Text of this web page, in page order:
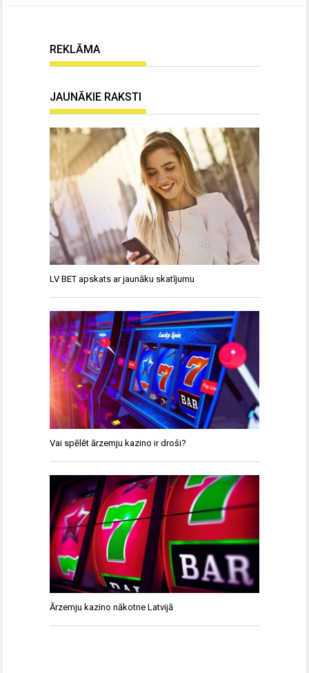
REKLĀMA
JAUNĀKIE RAKSTI
LV BET apskats ar jaunāku skatījumu
Vai spēlēt ārzemju kazino ir droši?
Ārzemju kazino nākotne Latvijā